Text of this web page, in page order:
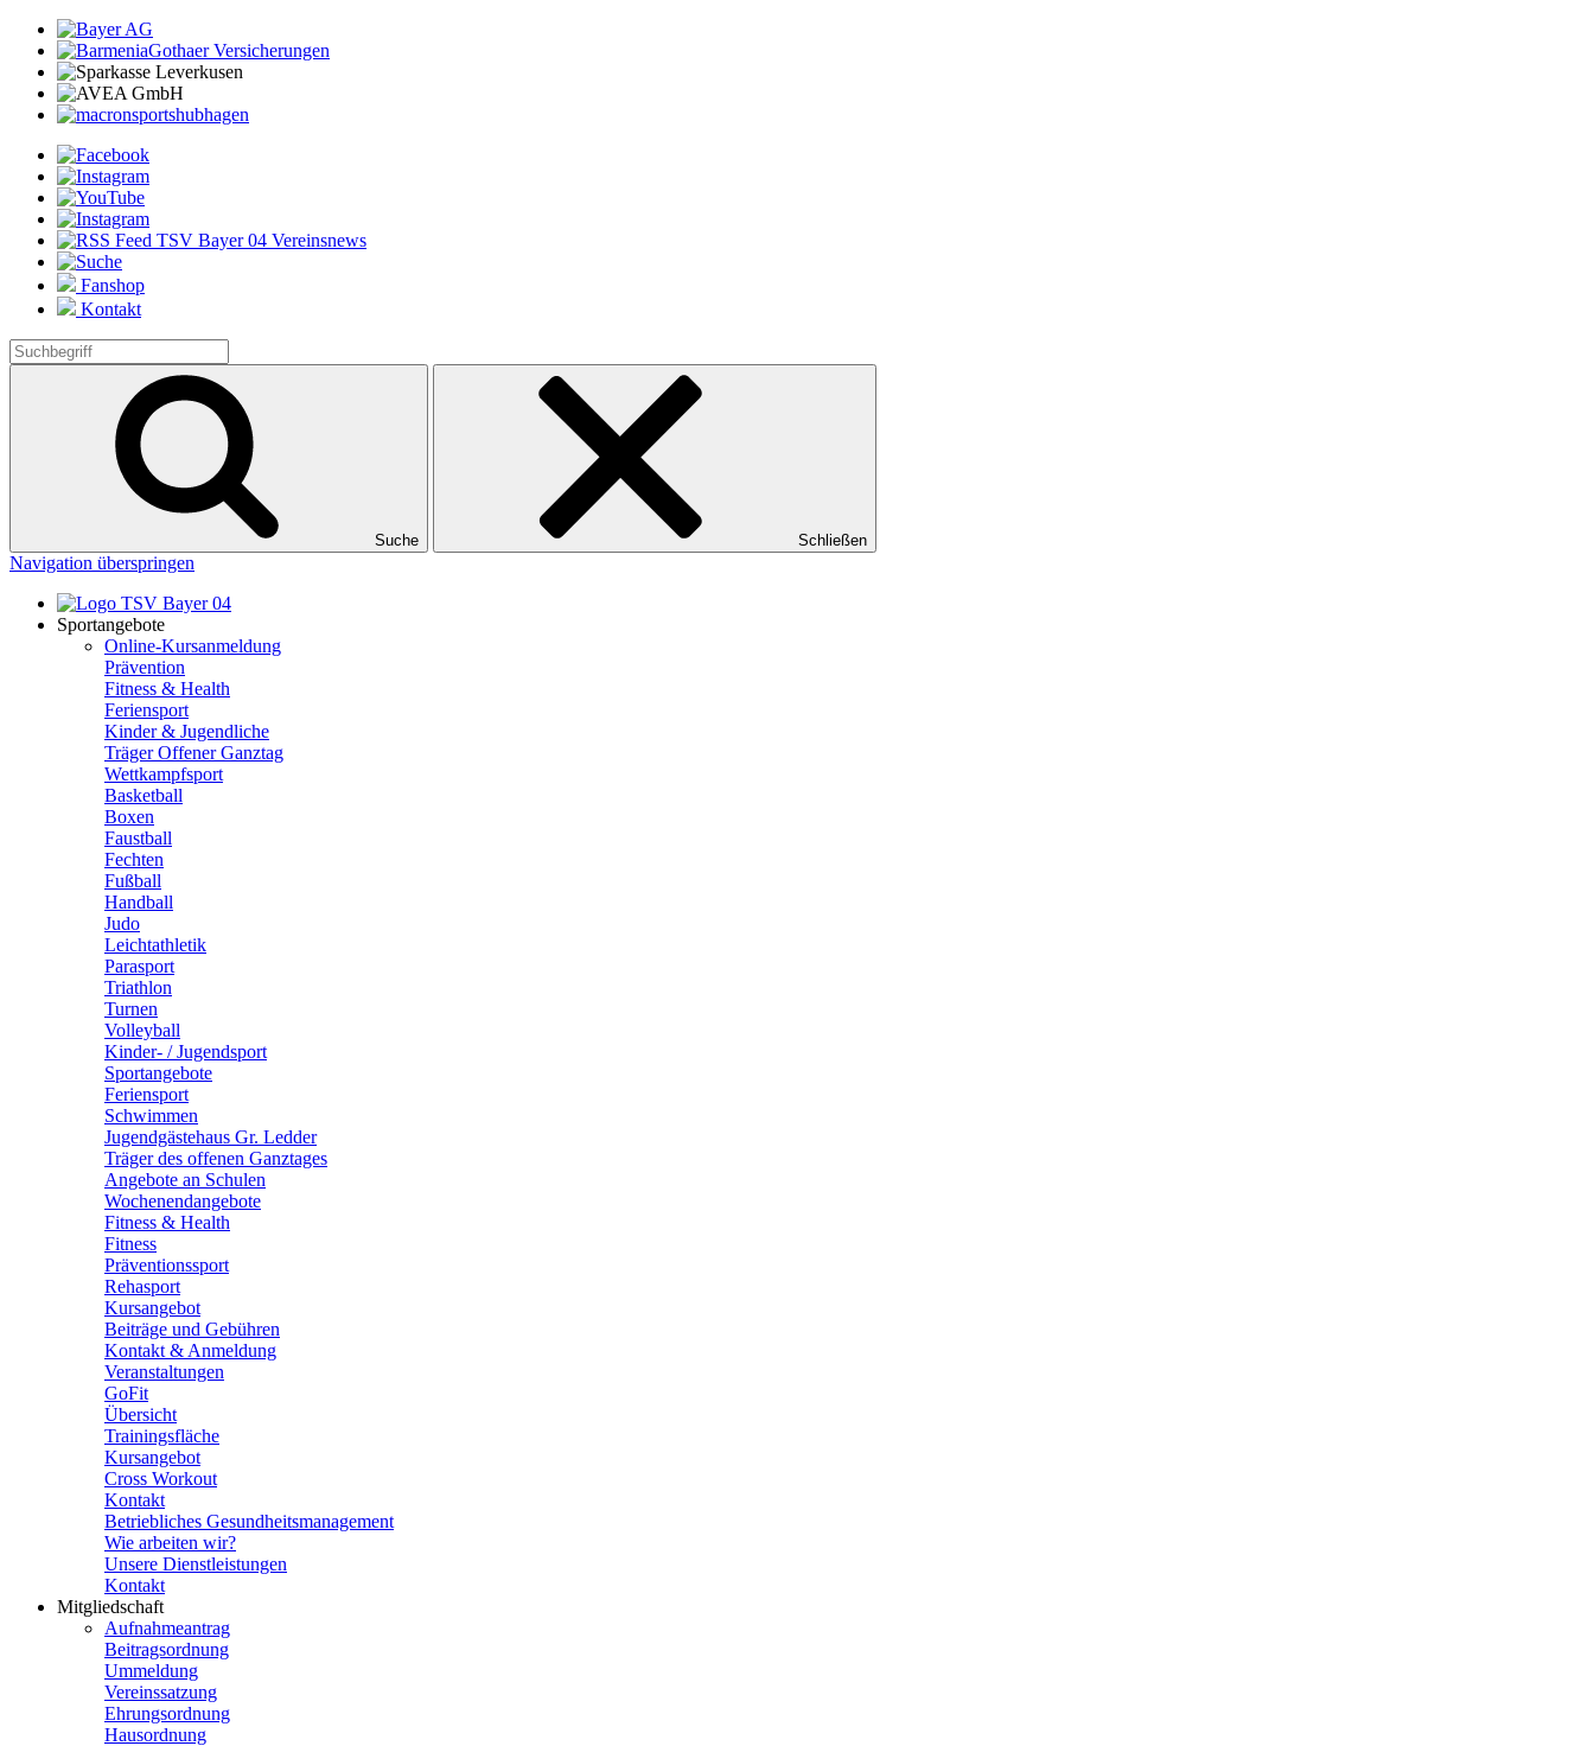
Fanshop
Kontakt
Suche Schließen
Navigation überspringen
Sportangebote
Online-Kursanmeldung
Prävention
Fitness & Health
Feriensport
Kinder & Jugendliche
Träger Offener Ganztag
Wettkampfsport
Basketball
Boxen
Faustball
Fechten
Fußball
Handball
Judo
Leichtathletik
Parasport
Triathlon
Turnen
Volleyball
Kinder- / Jugendsport
Sportangebote
Feriensport
Schwimmen
Jugendgästehaus Gr. Ledder
Träger des offenen Ganztages
Angebote an Schulen
Wochenendangebote
Fitness & Health
Fitness
Präventionssport
Rehasport
Kursangebot
Beiträge und Gebühren
Kontakt & Anmeldung
Veranstaltungen
GoFit
Übersicht
Trainingsfläche
Kursangebot
Cross Workout
Kontakt
Betriebliches Gesundheitsmanagement
Wie arbeiten wir?
Unsere Dienstleistungen
Kontakt
Mitgliedschaft
Aufnahmeantrag
Beitragsordnung
Ummeldung
Vereinssatzung
Ehrungsordnung
Hausordnung